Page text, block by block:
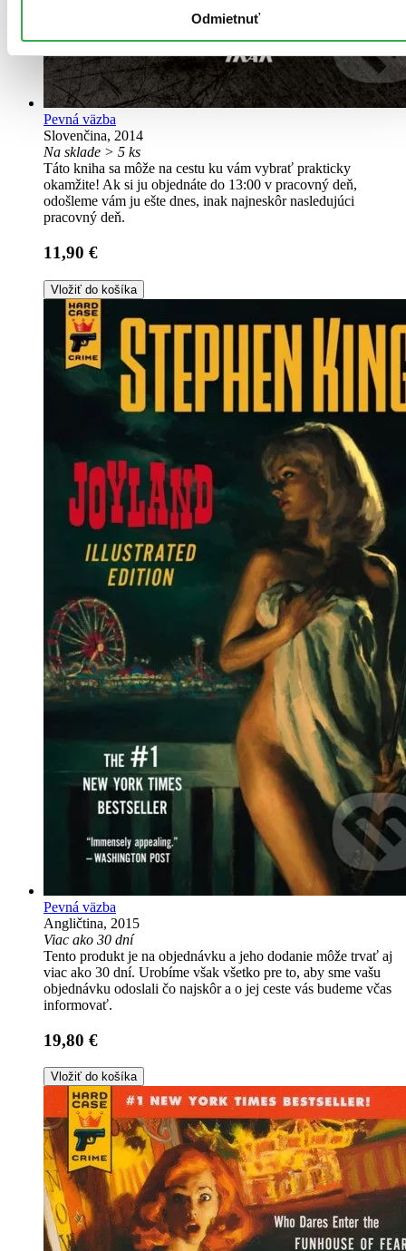
Odmietnuť
Pevná väzba
Slovenčina, 2014
Na sklade > 5 ks
Táto kniha sa môže na cestu ku vám vybrať prakticky
okamžite! Ak si ju objednáte do 13:00 v pracovný deň,
odošleme vám ju ešte dnes, inak najneskôr nasledujúci
pracovný deň.
11,90 €
Vložiť do košíka
Pevná väzba
Angličtina, 2015
Viac ako 30 dní
Tento produkt je na objednávku a jeho dodanie môže trvať aj
viac ako 30 dní. Urobíme však všetko pre to, aby sme vašu
objednávku odoslali čo najskôr a o jej ceste vás budeme včas
informovať.
19,80 €
Vložiť do košíka